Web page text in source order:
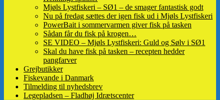
Mjøls Lystfiskeri – SØ1 – de smager fantastisk godt
Nu på fredag sættes der igen fisk ud i Mjøls Lystfiskeri
PowerBait i sommervarmen giver fisk på tasken
Sådan får du fisk på krogen…
SE VIDEO – Mjøls Lystfiskeri: Guld og Sølv i SØ1
Skal du have fisk på tasken – recepten hedder
pangfarver
Grejbutikker
Fiskevande i Danmark
Tilmelding til nyhedsbrev
Legepladsen – Fladhøj Idrætscenter